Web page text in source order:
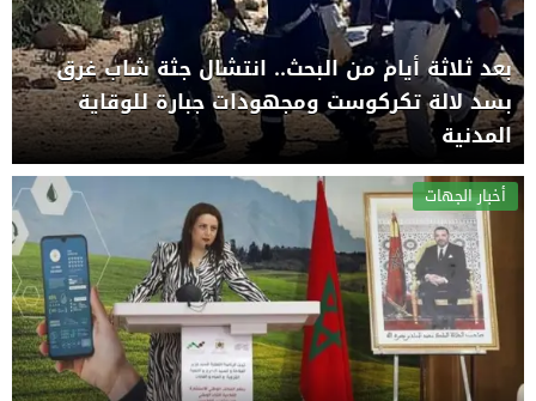
بعد ثلاثة أيام من البحث.. انتشال جثة شاب غرق
بسد لالة تكركوست ومجهودات جبارة للوقاية
المدنية
أخبار الجهات